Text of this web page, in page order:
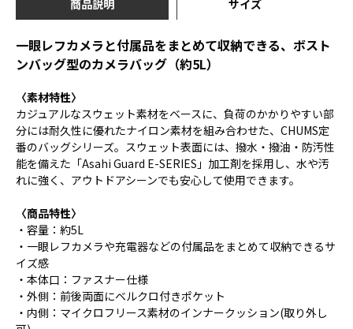
商品説明 サイズ
一眼レフカメラと付属品をまとめて収納できる、ボスト
ンバッグ型のカメラバッグ（約5L）
〈素材特性〉
カジュアルなスウェット素材をベースに、負荷のかかりやすい部
分には耐久性に優れたナイロン素材を組み合わせた、CHUMS定
番のバッグシリーズ。スウェット表面には、撥水・撥油・防汚性
能を備えた「Asahi Guard E-SERIES」加工剤を採用し、水や汚
れに強く、アウトドアシーンでも安心して使用できます。
〈商品特性〉
・容量：約5L
・一眼レフカメラや充電器などの付属品をまとめて収納できるサ
イズ感
・本体口：ファスナー仕様
・外側：前後両面にベルクロ付きポケット
・内側：マイクロフリース素材のインナークッション(取り外し